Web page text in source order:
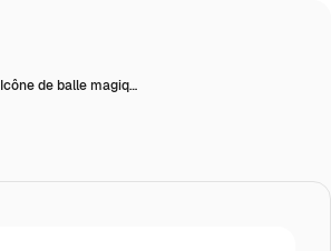
Icône de balle magiq…